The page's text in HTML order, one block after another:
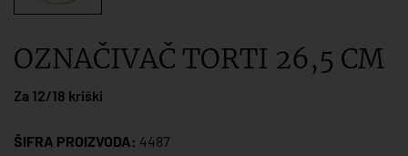
OZNAČIVAČ TORTI 26,5 CM
Za 12/18 kriški
ŠIFRA PROIZVODA: 4487